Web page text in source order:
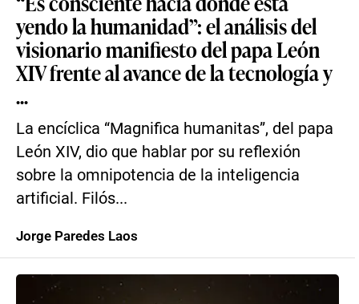
yendo la humanidad”: el análisis del
visionario manifiesto del papa León
XIV frente al avance de la tecnología y
...
La encíclica “Magnifica humanitas”, del papa
León XIV, dio que hablar por su reflexión
sobre la omnipotencia de la inteligencia
artificial. Filós...
Jorge Paredes Laos